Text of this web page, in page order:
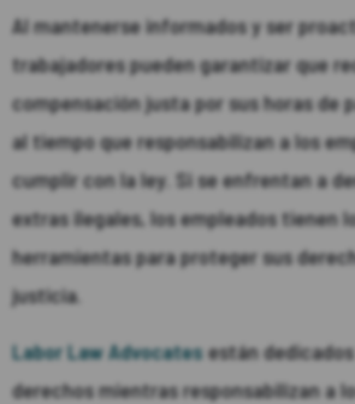
Al mantenerse informados y ser
trabajadores pueden garantizar que
compensación justa por sus horas de
al tiempo que responsabilizan a los
cumplir con la ley. Si se enfrentan a
extras ilegales, los empleados tienen
herramientas para proteger sus
justicia.
Labor Law Advocatesestán
derechos mientras responsabilizan a